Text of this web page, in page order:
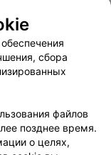
оплаты
сбора
файлов
позднее время.
о целях,